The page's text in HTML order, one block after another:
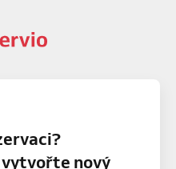
vytvořte nový